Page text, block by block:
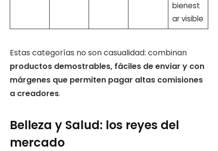
bienest
ar visible
Estas categorías no son casualidad: combinan
productos demostrables, fáciles de enviar y con
márgenes que permiten pagar altas comisiones
a creadores.
Belleza y Salud: los reyes del
mercado